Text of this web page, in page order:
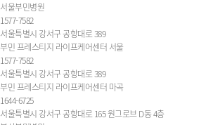
서울부민병원
1577-7582
서울특별시 강서구 공항대로 389
부민 프레스티지 라이프케어센터 서울
1577-7582
서울특별시 강서구 공항대로 389
부민 프레스티지 라이프케어센터 마곡
1644-6725
서울특별시 강서구 공항대로 165 원그로브 D동 4층